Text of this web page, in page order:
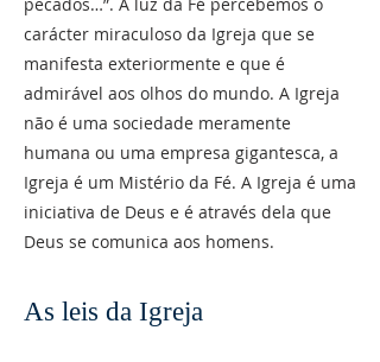
carácter miraculoso da Igreja que se
manifesta exteriormente e que é
admirável aos olhos do mundo. A Igreja
não é uma sociedade meramente
humana ou uma empresa gigantesca, a
Igreja é um Mistério da Fé. A Igreja é uma
iniciativa de Deus e é através dela que
Deus se comunica aos homens.
As leis da Igreja